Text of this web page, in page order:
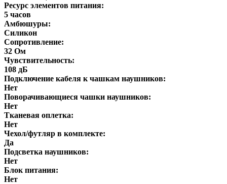
Ресурс элементов питания:
5 часов
Амбюшуры:
Силикон
Сопротивление:
32 Ом
Чувствительность:
108 дБ
Подключение кабеля к чашкам наушников:
Нет
Поворачивающиеся чашки наушников:
Нет
Тканевая оплетка:
Нет
Чехол/футляр в комплекте:
Да
Подсветка наушников:
Нет
Блок питания:
Нет